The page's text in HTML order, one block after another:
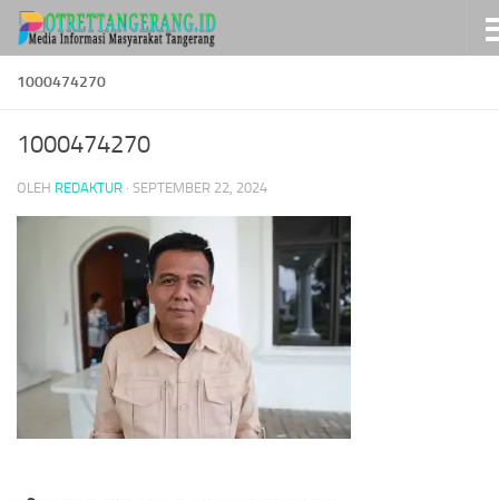
Skip to content
1000474270
1000474270
OLEH REDAKTUR · SEPTEMBER 22, 2024